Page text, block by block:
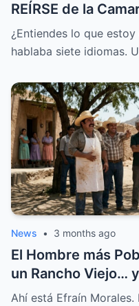
REÍRSE de la
HABLABA 7
¿Entiendes lo que
hablaba siete idiomas.
News • 3 months ago
El Hombre más
un Rancho Viejo…
Hasta que Pasó
Ahí está Efraín